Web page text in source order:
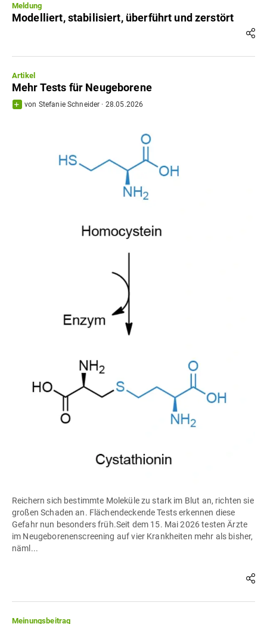
Meldung
Modelliert, stabilisiert, überführt und zerstört
Artikel
Mehr Tests für Neugeborene
von Stefanie Schneider · 28.05.2026
Reichern sich bestimmte Moleküle zu stark im Blut an, richten sie
großen Schaden an. Flächendeckende Tests erkennen diese
Gefahr nun besonders früh.Seit dem 15. Mai 2026 testen Ärzte
im Neugeborenenscreening auf vier Krankheiten mehr als bisher,
näml...
Meinungsbeitrag